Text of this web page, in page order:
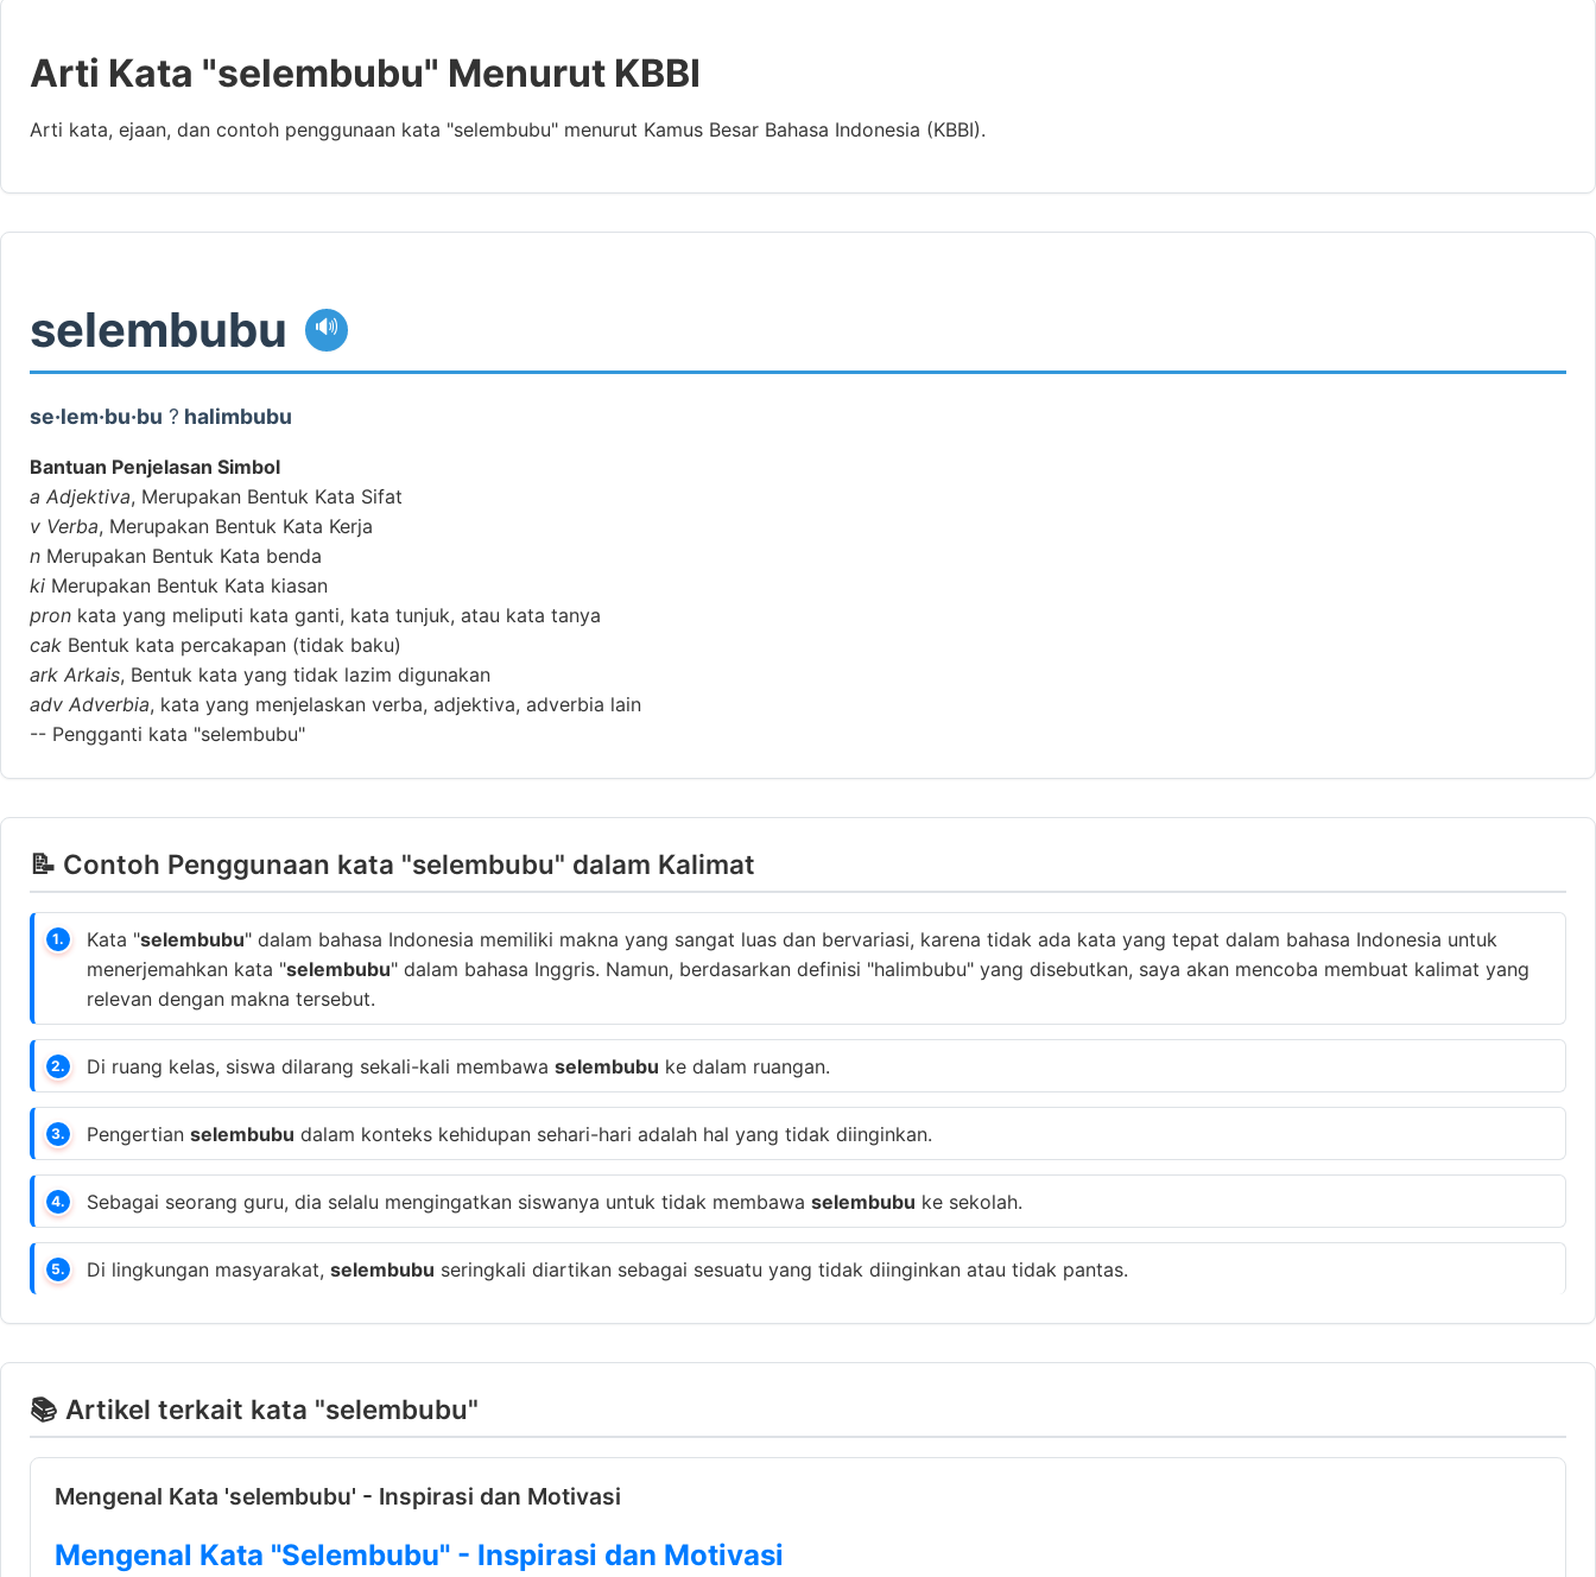
Arti Kata "selembubu" Menurut KBBI
Arti kata, ejaan, dan contoh penggunaan kata "selembubu" menurut Kamus Besar Bahasa Indonesia (KBBI).
selembubu 🔊
se·lem·bu·bu ? halimbubu
Bantuan Penjelasan Simbol
a Adjektiva, Merupakan Bentuk Kata Sifat
v Verba, Merupakan Bentuk Kata Kerja
n Merupakan Bentuk Kata benda
ki Merupakan Bentuk Kata kiasan
pron kata yang meliputi kata ganti, kata tunjuk, atau kata tanya
cak Bentuk kata percakapan (tidak baku)
ark Arkais, Bentuk kata yang tidak lazim digunakan
adv Adverbia, kata yang menjelaskan verba, adjektiva, adverbia lain
-- Pengganti kata "selembubu"
📝 Contoh Penggunaan kata "selembubu" dalam Kalimat
1. Kata "selembubu" dalam bahasa Indonesia memiliki makna yang sangat luas dan bervariasi, karena tidak ada kata yang tepat dalam bahasa Indonesia untuk
menerjemahkan kata "selembubu" dalam bahasa Inggris. Namun, berdasarkan definisi "halimbubu" yang disebutkan, saya akan mencoba membuat kalimat yang
relevan dengan makna tersebut.
2. Di ruang kelas, siswa dilarang sekali-kali membawa selembubu ke dalam ruangan.
3. Pengertian selembubu dalam konteks kehidupan sehari-hari adalah hal yang tidak diinginkan.
4. Sebagai seorang guru, dia selalu mengingatkan siswanya untuk tidak membawa selembubu ke sekolah.
5. Di lingkungan masyarakat, selembubu seringkali diartikan sebagai sesuatu yang tidak diinginkan atau tidak pantas.
📚 Artikel terkait kata "selembubu"
Mengenal Kata 'selembubu' - Inspirasi dan Motivasi
Mengenal Kata "Selembubu" - Inspirasi dan Motivasi